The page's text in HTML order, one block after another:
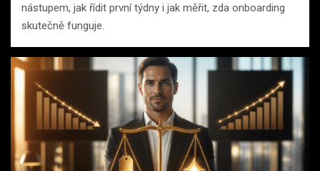
nástupem, jak řídit první týdny i jak měřit, zda onboarding
skutečně funguje.